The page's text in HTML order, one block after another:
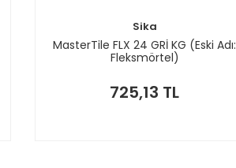
Sika
MasterTile FLX 24 GRİ KG (Eski Adı:
Fleksmörtel)
725,13 TL